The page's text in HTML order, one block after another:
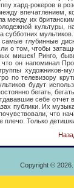
хард-рокеров в
впечатлением,
между их
культуры,
субботних
глубинные
о том, чтобы
мишек! Ринго,
он напоминал
художников-
по телевизору
будут
бегать,
себе отчет в
публики. Их
что
плечо. Только
Copyright © 2026.